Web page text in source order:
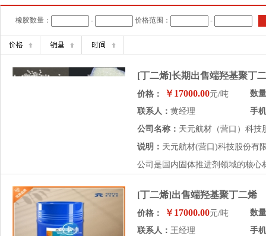
橡胶数量： - 价格范围： -
[丁二烯]长期出售端羟基聚丁
价格： ￥17000.00元/吨
数
联系人： 黄经理
手
公司名称： 天元航材（营口）科技
说明： 天元航材(营口)科技股份有
公司是国内固体推进剂领域的核
[丁二烯]出售端羟基聚丁二烯
价格： ￥17000.00元/吨
数
联系人： 王经理
手